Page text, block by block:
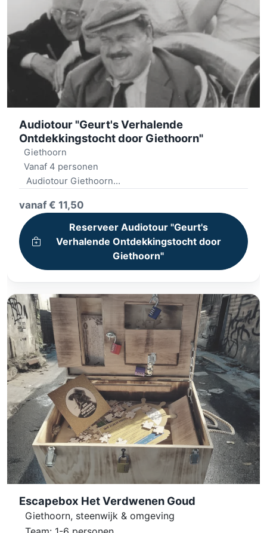
Audiotour "Geurt's Verhalende
Ontdekkingstocht door Giethoorn"
Giethoorn
Vanaf 4 personen
Audiotour Giethoorn
Film Fanfare beleving
Mooie route met vragen
Drankje & 2 hapjes
vanaf € 11,50
Reserveer Audiotour "Geurt's
Verhalende Ontdekkingstocht door
Giethoorn"
Escapebox Het Verdwenen Goud
Giethoorn, steenwijk & omgeving